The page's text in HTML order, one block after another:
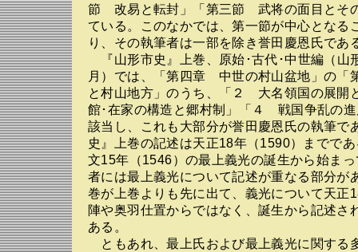
節 改易と転封」「第三節 武将の面目とそ
ている。このなかでは、第一節が中心となる
り、その執筆者は一部を除き誉田慶恩氏であ
『山形市史』上巻、原始･古代･中世編（山
月）では、「第四章 中世の村山盆地」の
と村山地方」のうち、「２ 大名領国の展
館･在家の構造と郷村制」「４ 戦国争乱の
該当し、これも大部分が誉田慶恩氏の執筆で
史』上巻の記述は天正18年（1590）までで
文15年（1546）の最上義光の誕生から始ま
者には最上義光について記述が重なる部分が
巻が上巻よりも先に出て、義光について天正
陣や奥羽仕置からではなく、誕生から記述さ
ある。
ともあれ、最上氏および最上義光に関する